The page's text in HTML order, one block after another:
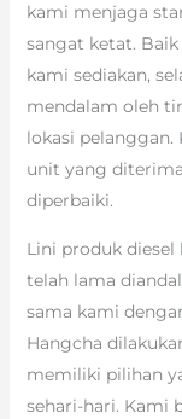
kami menjaga
sangat ketat.
kami sediakan,
mendalam oleh
lokasi
unit yang
diperbaiki.
Lini produk
telah lama
sama kami
Hangcha
memiliki pilihan
sehari-hari. Kami